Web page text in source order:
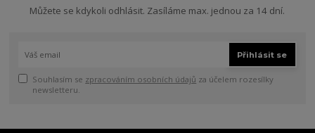
Můžete se kdykoli odhlásit. Zasíláme max. jednou za 14 dní.
Přihlásit se
Souhlasím se zpracováním osobních údajů za účelem rozesílky
newsletteru.